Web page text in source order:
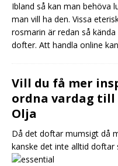
Ibland så kan man behöva
man vill ha den. Vissa
rosmarin är redan så
dofter. Att handla online
Vill du få mer
ordna vardag till
Olja
Då det doftar mumsigt då
kanske det inte alltid doftar